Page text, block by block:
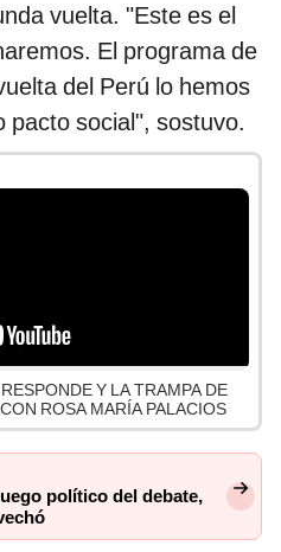
vuelta. "Este es el
El programa de
del Perú lo hemos
pacto social", sostuvo.
Y LA TRAMPA DE
ROSA MARÍA PALACIOS
político del debate,